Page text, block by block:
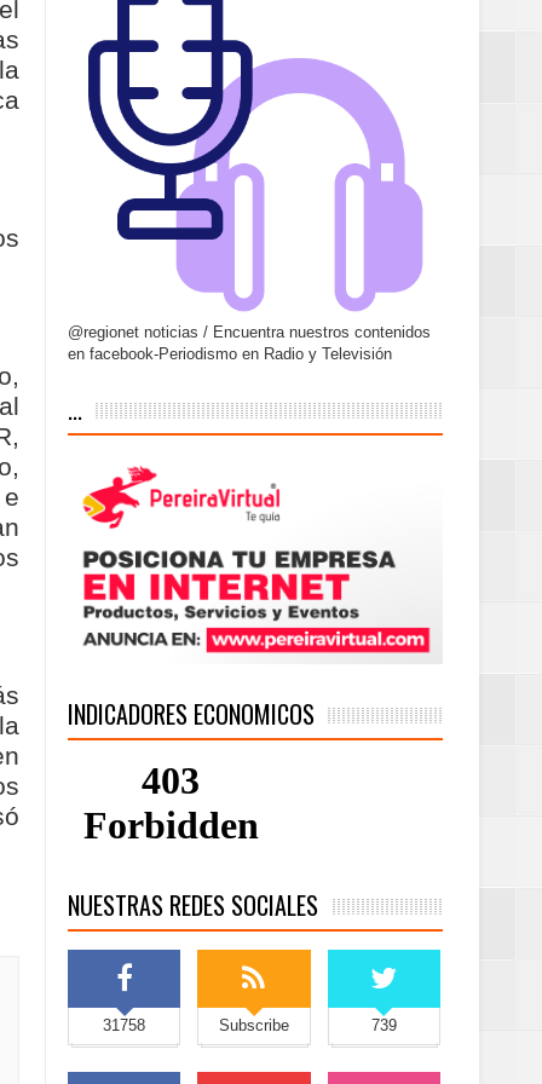
@regionet noticias / Encuentra nuestros contenidos
en facebook-Periodismo en Radio y Televisión
...
INDICADORES ECONOMICOS
NUESTRAS REDES SOCIALES
31758 Subscribe 739